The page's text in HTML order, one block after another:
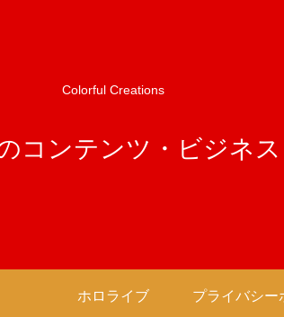
Colorful Creations
コンテンツ・ビジネス
ホロライブ